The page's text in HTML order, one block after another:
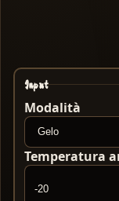
Input
Modalità
Temperatura